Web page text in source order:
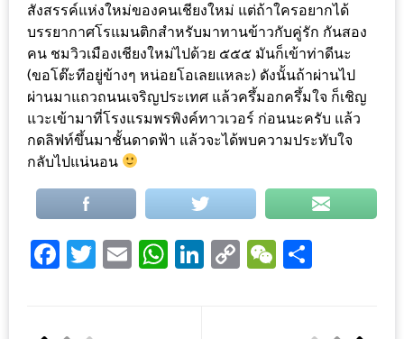
โด
นิม)
เชียงใหม่
ส่วนลด
พิเศษ
ร้าน
อาหาร
ใน
เชียงใหม่
สังสรรค์แห่งใหม่ของคนเชียงใหม่ แต่ถ้าใครอยากได้
บรรยากาศโรแมนติกสำหรับมาทานข้าวกับคู่รัก กันสอง
คน ชมวิวเมืองเชียงใหม่ไปด้วย ๕๕๕ มันก็เข้าท่าดีนะ
(ขอโต๊ะทีอยู่ข้างๆ หน่อยโอเลยแหละ) ดังนั้นถ้าผ่านไป
ผ่านมาแถวถนนเจริญประเทศ แล้วครึ้มอกครึ้มใจ ก็เชิญ
แวะเข้ามาที่โรงแรมพรพิงค์ทาวเวอร์ ก่อนนะครับ แล้ว
กดลิฟท์ขึ้นมาชั้นดาดฟ้า แล้วจะได้พบความประทับใจ
กลับไปแน่นอน
Facebook
Twitter
EmailWhatsApp
LinkedIn
CopyWeChat